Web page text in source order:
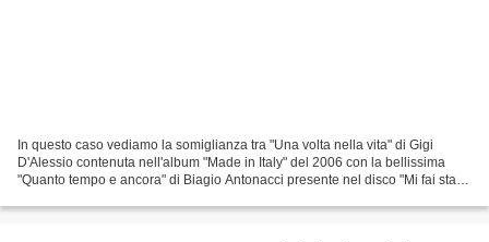
In questo caso vediamo la somiglianza tra "Una volta nella vita" di Gigi
D'Alessio contenuta nell'album "Made in Italy" del 2006 con la bellissima
"Quanto tempo e ancora" di Biagio Antonacci presente nel disco "Mi fai stare